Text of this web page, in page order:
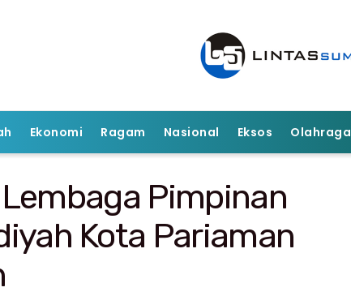
Ekonomi Ragam Nasional Eksos Olahraga
Pimpinan
Kota Pariaman